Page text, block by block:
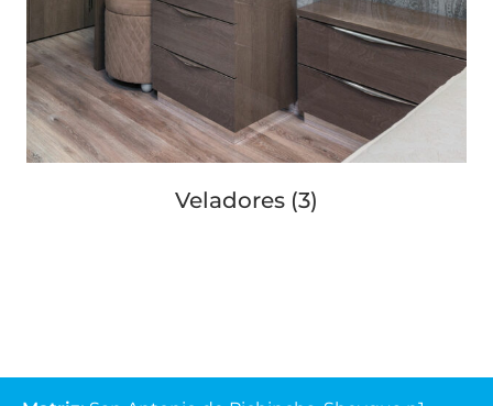
Veladores(3)
Lunes - Viernes(07:30-13:00 y 14:00-18:00)
Sábados (07:30-13:00)